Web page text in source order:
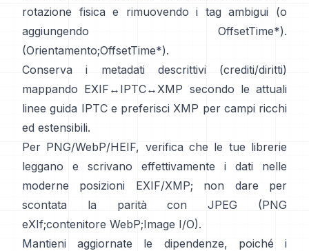
rotazione fisica e rimuovendo i tag ambigui (o
aggiungendo OffsetTime*).
(Orientamento;OffsetTime*).
Conserva i metadati descrittivi (crediti/diritti)
mappando EXIF↔IPTC↔XMP secondo le attuali
linee guida IPTCe preferisci XMP per campi ricchi
ed estensibili.
Per PNG/WebP/HEIF, verifica che le tue librerie
leggano e scrivano effettivamente i dati nelle
moderne posizioni EXIF/XMP; non dare per
scontata la parità con JPEG (PNG
eXIf;contenitore WebP;Image I/O).
Mantieni aggiornate le dipendenze, poiché i